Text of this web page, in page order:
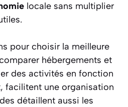
locale sans multiplier
pour choisir la meilleure
hébergements et
des activités en fonction
facilitent une organisation
détaillent aussi les